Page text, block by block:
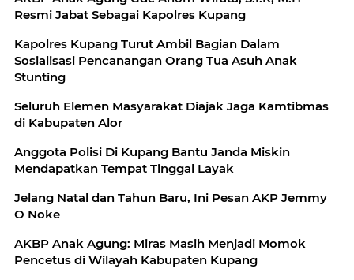
Resmi Jabat Sebagai Kapolres Kupang
Kapolres Kupang Turut Ambil Bagian Dalam
Sosialisasi Pencanangan Orang Tua Asuh Anak
Stunting
Seluruh Elemen Masyarakat Diajak Jaga Kamtibmas
di Kabupaten Alor
Anggota Polisi Di Kupang Bantu Janda Miskin
Mendapatkan Tempat Tinggal Layak
Jelang Natal dan Tahun Baru, Ini Pesan AKP Jemmy
O Noke
AKBP Anak Agung: Miras Masih Menjadi Momok
Pencetus di Wilayah Kabupaten Kupang